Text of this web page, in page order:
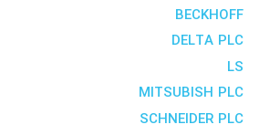
BECKHOFF
DELTA PLC
LS
MITSUBISH PLC
SCHNEIDER PLC